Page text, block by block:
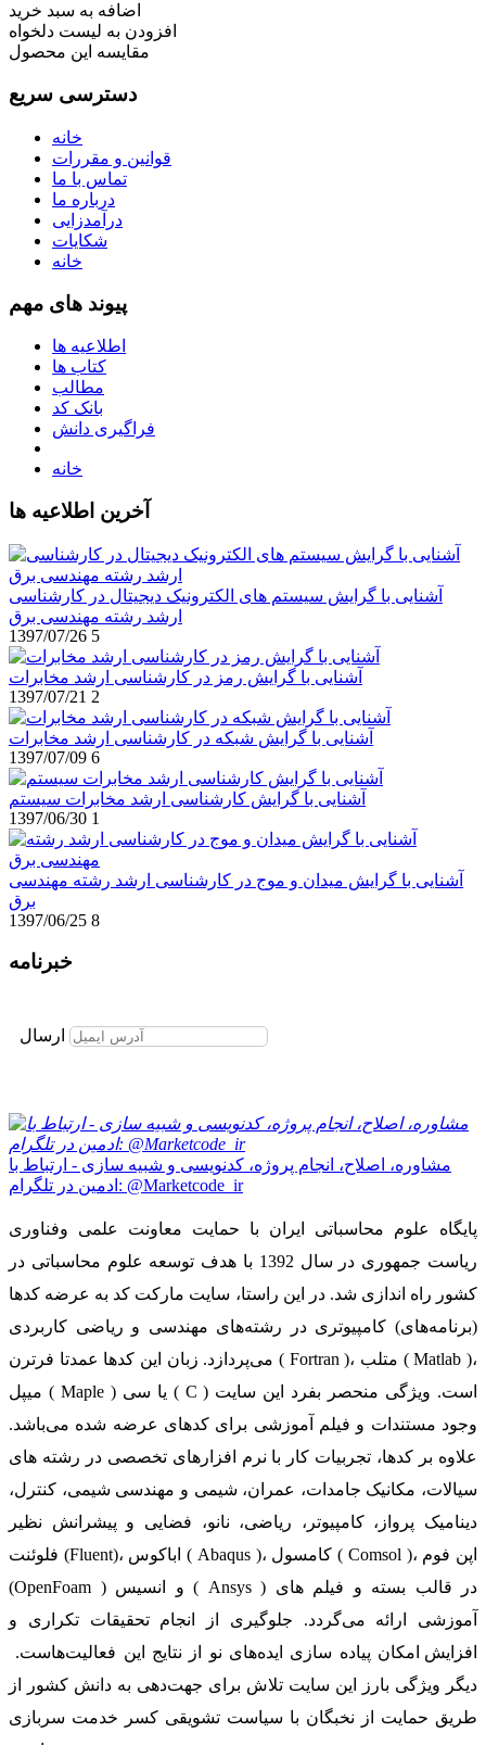
اضافه به سبد خرید
افزودن به لیست دلخواه
مقایسه این محصول
دسترسی سریع
خانه
قوانین و مقررات
تماس با ما
درباره ما
درآمدزایی
شکایات
خانه
پیوند های مهم
اطلاعیه ها
کتاب ها
مطالب
بانک کد
فراگیری دانش
خانه
آخرین اطلاعیه ها
آشنایی با گرایش سیستم های الکترونیک دیجیتال در کارشناسی
ارشد رشته مهندسی برق
1397/07/26 5
آشنایی با گرایش رمز در کارشناسی ارشد مخابرات
1397/07/21 2
آشنایی با گرایش شبکه در کارشناسی ارشد مخابرات
1397/07/09 6
آشنایی با گرایش کارشناسی ارشد مخابرات سیستم
1397/06/30 1
آشنایی با گرایش میدان و موج در کارشناسی ارشد رشته مهندسی
برق
1397/06/25 8
خبرنامه
ارسال
مشاوره، اصلاح، انجام پروژه، کدنویسی و شبیه سازی - ارتباط با
ادمین در تلگرام: @Marketcode_ir
پایگاه علوم محاسباتی ایران با حمایت معاونت علمی وفناوری
ریاست جمهوری در سال 1392 با هدف توسعه علوم محاسباتی در
کشور راه اندازی شد. در این راستا، سایت مارکت کد به عرضه کدها
(برنامه‌های) کامپیوتری در رشته‌های مهندسی و ریاضی کاربردی
می‌پردازد. زبان این کدها عمدتا فرترن ( Fortran )، متلب ( Matlab )،
میپل ( Maple ) یا سی ( C ) است. ویژگی منحصر بفرد این سایت
وجود مستندات و فیلم آموزشی برای کدهای عرضه شده می‌باشد.
علاوه بر کدها، تجربیات کار با نرم افزارهای تخصصی در رشته های
سیالات، مکانیک جامدات، عمران، شیمی و مهندسی شیمی، کنترل،
دینامیک پرواز، کامپیوتر، ریاضی، نانو، فضایی و پیشرانش نظیر
فلوئنت (Fluent)، اباکوس ( Abaqus )، کامسول ( Comsol )، اپن فوم
(OpenFoam ) و انسیس ( Ansys ) در قالب بسته‌ و فیلم های
آموزشی ارائه می‌گردد. جلوگیری از انجام تحقیقات تکراری و
افزایش امکان پیاده سازی ایده‌های نو از نتایج این فعالیت‌هاست.
دیگر ویژگی بارز این سایت تلاش برای جهت‌دهی به دانش کشور از
طریق حمایت از نخبگان با سیاست تشویقی کسر خدمت سربازی